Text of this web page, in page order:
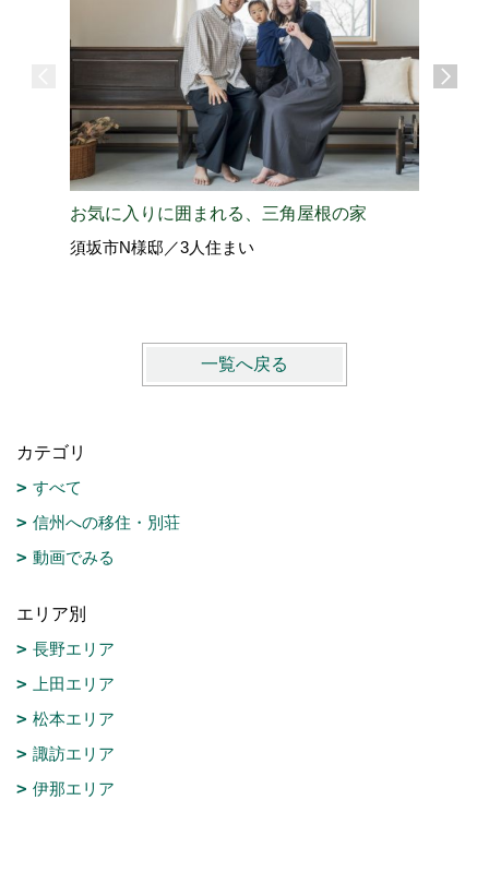
お気に入りに囲まれる、三角屋根の家
須坂市N様邸／3人住まい
一覧へ戻る
カテゴリ
すべて
信州への移住・別荘
動画でみる
エリア別
長野エリア
上田エリア
松本エリア
諏訪エリア
伊那エリア